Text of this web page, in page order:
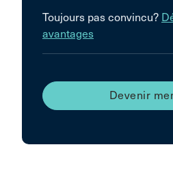
Toujours pas convincu?
avantages
Devenir